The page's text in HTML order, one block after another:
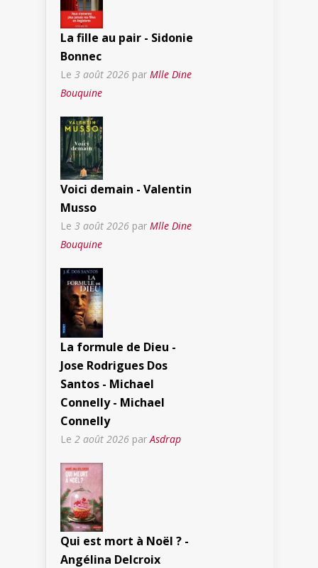
La fille au pair - Sidonie
Bonnec
Le 3 août 2026 par Mlle Dine
Bouquine
Voici demain - Valentin
Musso
Le 3 août 2026 par Mlle Dine
Bouquine
La formule de Dieu -
Jose Rodrigues Dos
Santos - Michael
Connelly - Michael
Connelly
Le 2 août 2026 parAsdrap
Qui est mort à Noël ? -
Angélina Delcroix